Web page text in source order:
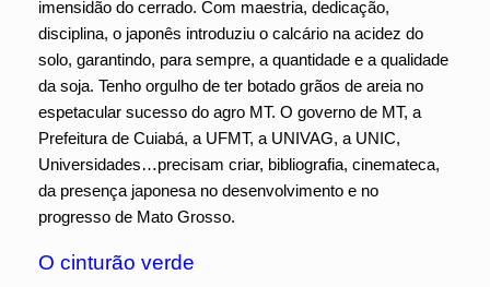
imensidão do cerrado. Com maestria, dedicação,
disciplina, o japonês introduziu o calcário na acidez do
solo, garantindo, para sempre, a quantidade e a qualidade
da soja. Tenho orgulho de ter botado grãos de areia no
espetacular sucesso do agro MT. O governo de MT, a
Prefeitura de Cuiabá, a UFMT, a UNIVAG, a UNIC,
Universidades…precisam criar, bibliografia, cinemateca,
da presença japonesa no desenvolvimento e no
progresso de Mato Grosso.
O cinturão verde